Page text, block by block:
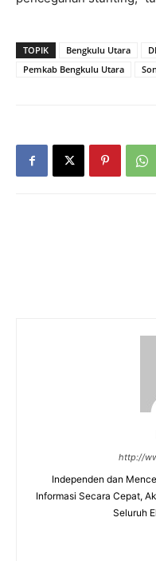
TOPIK Bengkulu Utara
Pemkab Bengkulu Utara
http://
Independen dan
Informasi Secara Cepat,
Seluruh